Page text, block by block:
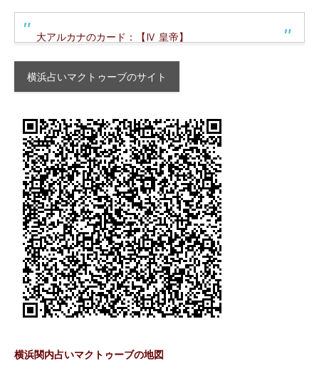
大アルカナのカード：【Ⅳ 皇帝】
横浜占いマクトゥーブのサイト
横浜関内占いマクトゥーブの地図